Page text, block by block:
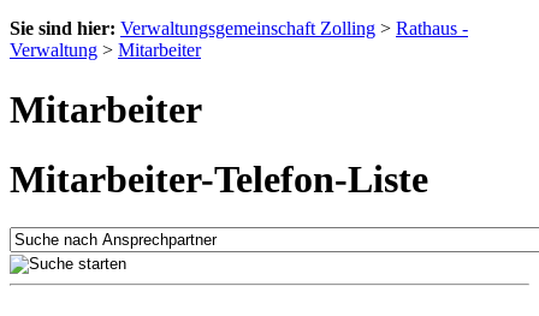
Sie sind hier: Verwaltungsgemeinschaft Zolling > Rathaus -
Verwaltung > Mitarbeiter
Mitarbeiter
Mitarbeiter-Telefon-Liste